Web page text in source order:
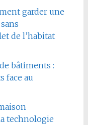
garder une
de l’habitat
bâtiments :
face au
technologie